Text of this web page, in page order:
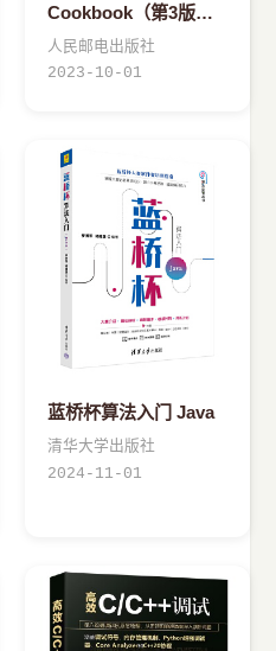
Cookbook（第3版）
中文版
人民邮电出版社
2023-10-01
蓝桥杯算法入门 Java
清华大学出版社
2024-11-01